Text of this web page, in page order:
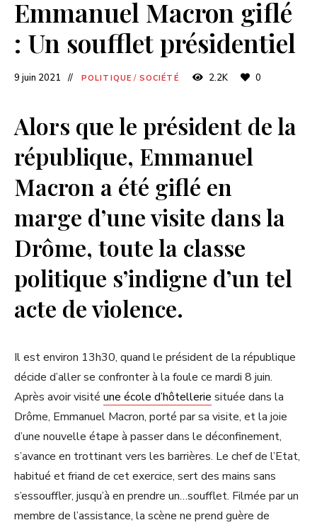
Emmanuel Macron giflé
: Un soufflet présidentiel
9 juin 2021 POLITIQUE / SOCIÉTÉ 2.2K 0
Alors que le président de la
république, Emmanuel
Macron a été giflé en
marge d’une visite dans la
Drôme, toute la classe
politique s’indigne d’un tel
acte de violence.
Il est environ 13h30, quand le président de la république
décide d’aller se confronter à la foule ce mardi 8 juin.
Après avoir visité une école d’hôtellerie située dans la
Drôme, Emmanuel Macron, porté par sa visite, et la joie
d’une nouvelle étape à passer dans le déconfinement,
s’avance en trottinant vers les barrières. Le chef de l’Etat,
habitué et friand de cet exercice, sert des mains sans
s’essouffler, jusqu’à en prendre un…soufflet. Filmée par un
membre de l’assistance, la scène ne prend guère de